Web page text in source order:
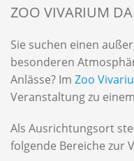
ZOO VIVARIUM
Sie suchen einen
besonderen
Anlässe? Im Zoo
Veranstaltung zu
Als Ausrichtungsort
folgende Bereiche zur